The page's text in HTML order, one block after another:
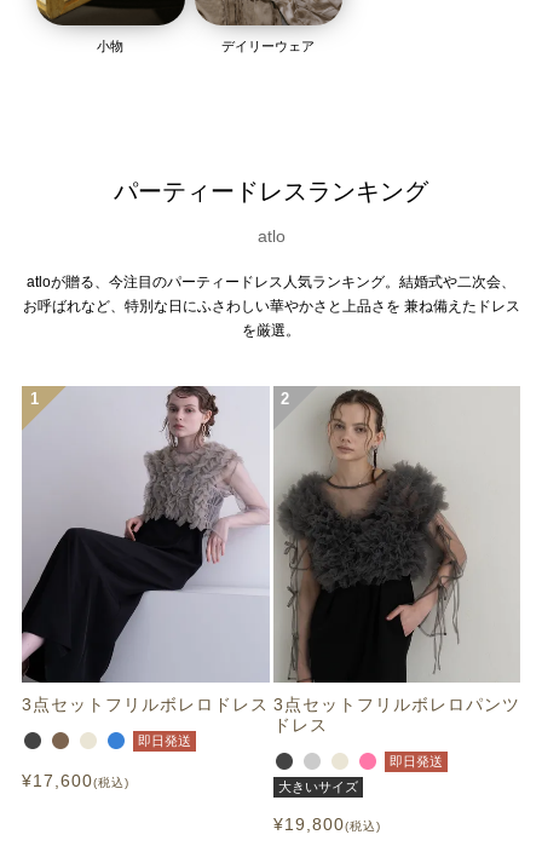
小物 デイリーウェア
パーティードレスランキング
atlo
atloが贈る、今注目のパーティードレス人気ランキング。結婚式や二次会、
お呼ばれなど、特別な日にふさわしい華やかさと上品さを 兼ね備えたドレス
を厳選。
3点セットフリルボレロドレス
即日発送
¥17,600 税込
3点セットフリルボレロパンツ
ドレス
即日発送
大きいサイズ
¥19,800 税込